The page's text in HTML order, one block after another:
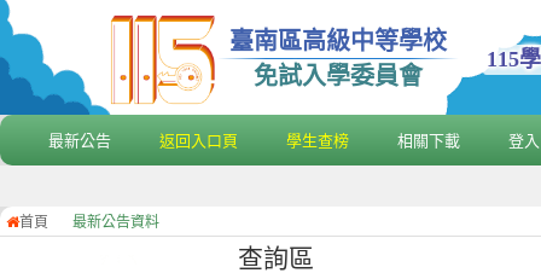
臺南區高級中等學校
免試入學委員會
115
最新公告 返回入口頁 學生查榜 相關下載 登入
首頁 最新公告資料
查詢區